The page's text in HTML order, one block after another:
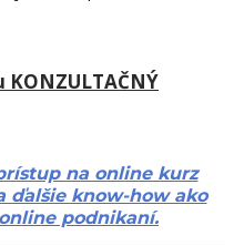
KONZULTAČNÝ
na online kurz
ďalšie know-how ako
podnikaní.